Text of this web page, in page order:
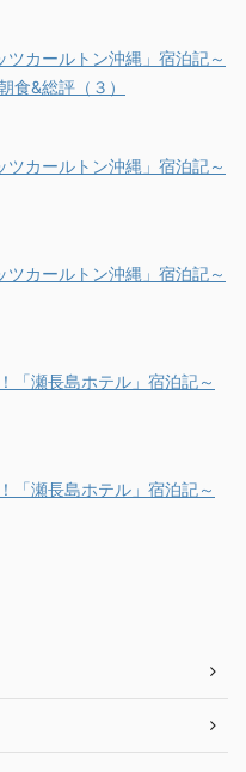
カールトン沖縄」宿泊記～
食&総評（３）
カールトン沖縄」宿泊記～
カールトン沖縄」宿泊記～
「瀬長島ホテル」宿泊記～
「瀬長島ホテル」宿泊記～